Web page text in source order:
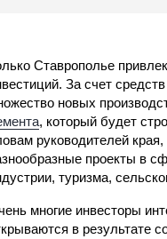
Ставрополье
За счет
новых
, который будет
руководителей
проекты в
туризма,
многие инвесторы
в результате